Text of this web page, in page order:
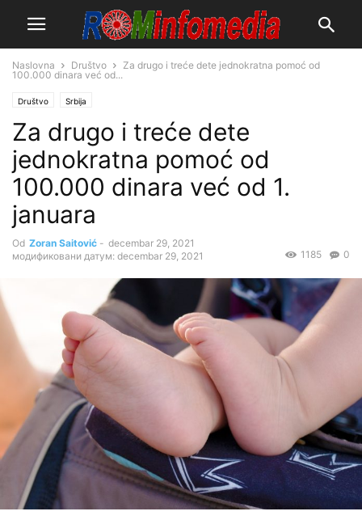
Naslovna Društvo
Za drugo i treće dete jednokratna pomoć od
100.000 dinara već od...
Društvo Srbija
Za drugo i treće dete
jednokratna pomoć od
100.000 dinara već od 1.
januara
Od Zoran Saitović - decembar 29, 2021
модификовани датум: decembar 29, 2021
0
1185